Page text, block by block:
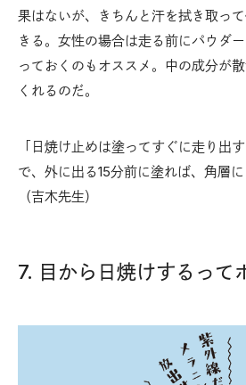
果はないが、きちんと汗を拭き取っ
きる。女性の場合は走る前にパウダ
っておくのもオススメ。中の成分が
くれるのだ。
「日焼け止めは塗ってすぐに走り出
で、外に出る15分前に塗れば、角層に
（吉木先生）
7. 目から日焼けするって